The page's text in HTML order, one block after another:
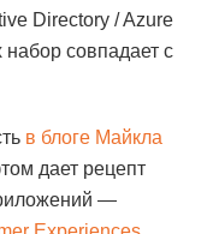
Directory / Azure
совпадает с
в блоге Майкла
дает рецепт
—